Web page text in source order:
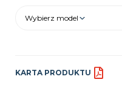
Wybierz model
KARTA PRODUKTU